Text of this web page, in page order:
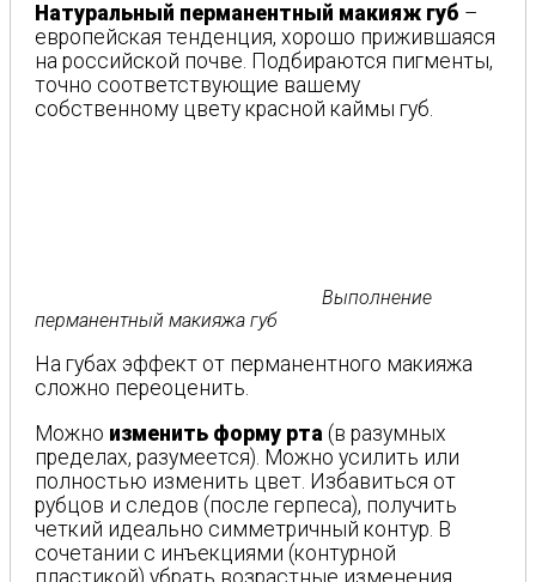
Натуральный перманентный макияж губ –
европейская тенденция, хорошо прижившаяся
на российской почве. Подбираются пигменты,
точно соответствующие вашему
собственному цвету красной каймы губ.
Выполнение
перманентный макияжа губ
На губах эффект от перманентного макияжа
сложно переоценить.
Можно изменить форму рта (в разумных
пределах, разумеется). Можно усилить или
полностью изменить цвет. Избавиться от
рубцов и следов (после герпеса), получить
четкий идеально симметричный контур. В
сочетании с инъекциями (контурной
пластикой) убрать возрастные изменения.